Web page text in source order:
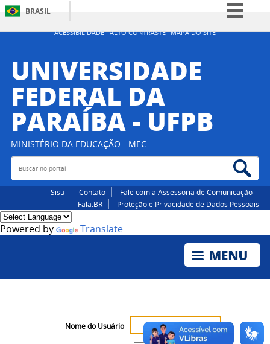
ACESSIBILIDADE ALTO CONTRASTE MAPA DO SITE
BRASIL
Simplifique!
Participe
Acesso à informação
Canais
UNIVERSIDADE
FEDERAL DA
PARAÍBA - UFPB
MINISTÉRIO DA EDUCAÇÃO - MEC
Buscar no portal
Sisu Contato
Fale com a Assessoria de Comunicação
Fala.BR
Proteção e Privacidade de Dados Pessoais
Powered by Translate
Nome do Usuário